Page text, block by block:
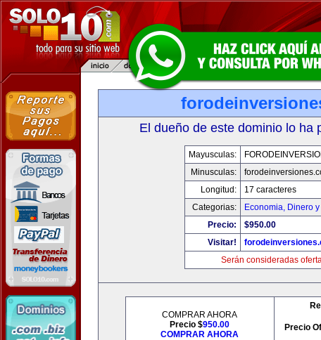
El dueño de este dominio lo ha
Mayusculas:
Minusculas:
Longitud:
17 caracteres
Categorias:
Economia, Dinero
Precio:
$950.00
Visitar!
Serán consideradas
COMPRAR AHORA
Precio $950.00
COMPRAR AHORA
Precio